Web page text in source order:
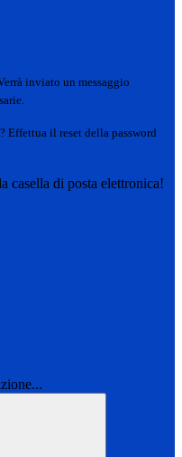
inviato un messaggio
Effettua il reset della password
casella di posta elettronica!